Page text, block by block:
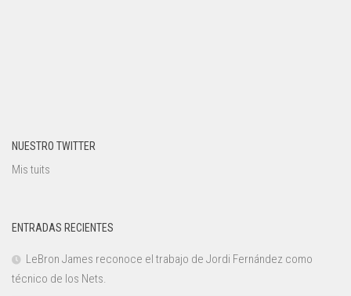
NUESTRO TWITTER
Mis tuits
ENTRADAS RECIENTES
LeBron James reconoce el trabajo de Jordi Fernández como
técnico de los Nets.